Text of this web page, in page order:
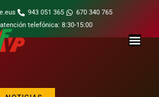
943 051 365
670 340 765
telefónica: 8:30-15:00